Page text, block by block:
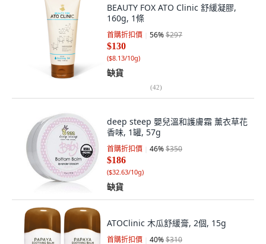
BEAUTY FOX ATO Clinic 舒緩凝膠,
160g, 1條
首購折扣價 56%$297
$130
($8.13/10g)
缺貨
(42)
deep steep 嬰兒溫和護膚霜 薰衣草花
香味, 1罐, 57g
首購折扣價 46%$350
$186
($32.63/10g)
缺貨
ATOClinic 木瓜舒緩膏, 2個, 15g
首購折扣價 40%$310